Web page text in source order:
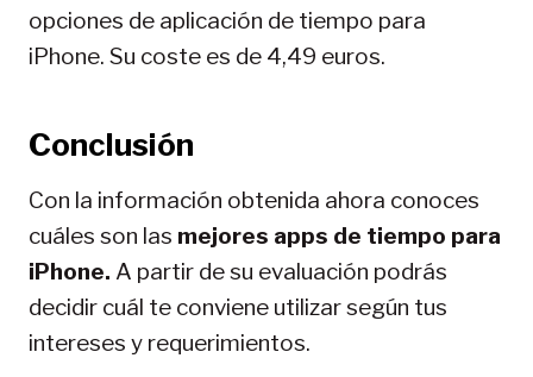
opciones de aplicación de tiempo para
iPhone. Su coste es de 4,49 euros.
Conclusión
Con la información obtenida ahora conoces
cuáles son las mejores apps de tiempo para
iPhone. A partir de su evaluación podrás
decidir cuál te conviene utilizar según tus
intereses y requerimientos.